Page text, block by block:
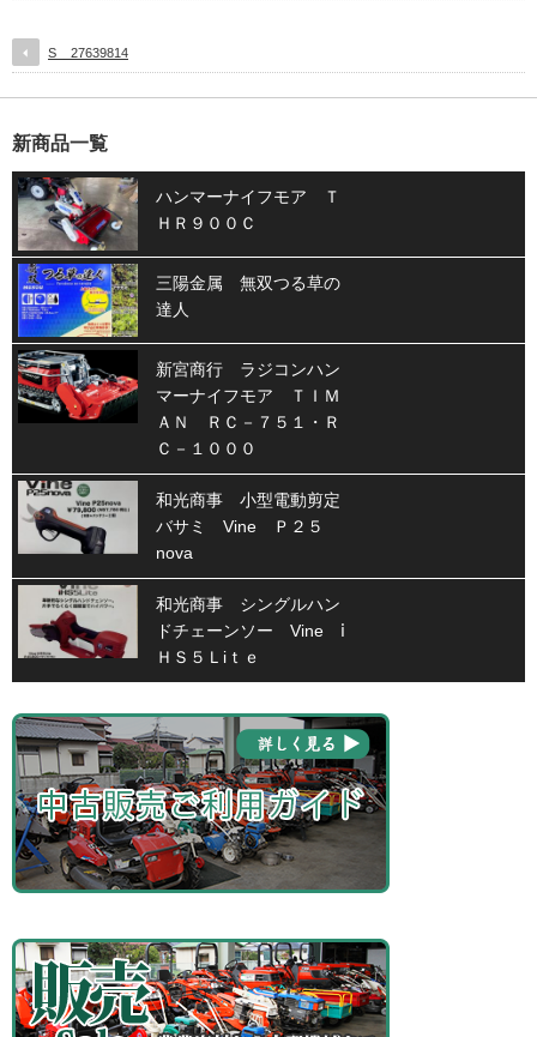
S__27639814
新商品一覧
ハンマーナイフモア Ｔ
ＨＲ９００Ｃ
三陽金属 無双つる草の
達人
新宮商行 ラジコンハン
マーナイフモア ＴＩＭ
ＡＮ ＲＣ－７５１・Ｒ
Ｃ－１０００
和光商事 小型電動剪定
バサミ Vine Ｐ２５
nova
和光商事 シングルハン
ドチェーンソー Vine ⅰ
ＨＳ５Ｌiｔｅ